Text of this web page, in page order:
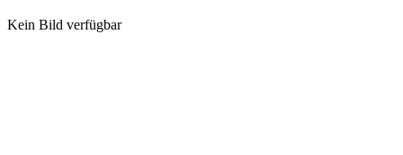
Kein Bild verfügbar